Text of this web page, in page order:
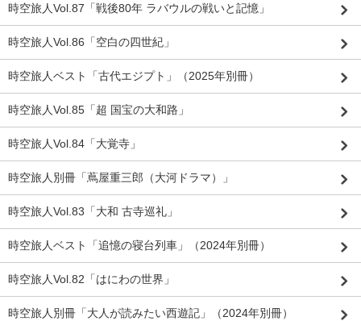
時空旅人Vol.87「戦後80年 ラバウルの戦いと記憶」
時空旅人Vol.86「空白の四世紀」
時空旅人ベスト「古代エジプト」（2025年別冊）
時空旅人Vol.85「超 国宝の大和路」
時空旅人Vol.84「大覚寺」
時空旅人別冊「蔦屋重三郎（大河ドラマ）」
時空旅人Vol.83「大和 古寺巡礼」
時空旅人ベスト「追憶の寝台列車」（2024年別冊）
時空旅人Vol.82「はにわの世界」
時空旅人別冊「大人が読みたい西遊記」（2024年別冊）